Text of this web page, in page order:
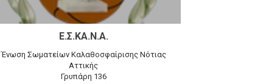
Ε.Σ.ΚΑ.Ν.Α.
Ένωση Σωματείων Καλαθοσφαίρισης Νότιας
Αττικής
Γρυπάρη 136